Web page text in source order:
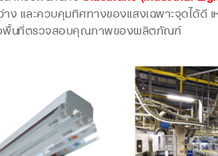
และควบคุมทิศทางของแสงเฉพาะจุดได้ดี เ
อพื้นที่ตรวจสอบคุณภาพของผลิตภัณฑ์